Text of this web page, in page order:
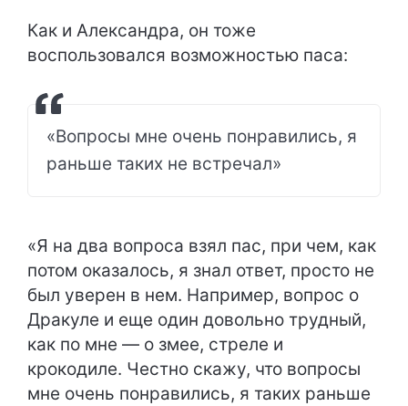
Как и Александра, он тоже
воспользовался возможностью паса:
«Вопросы мне очень понравились, я
раньше таких не встречал»
«Я на два вопроса взял пас, при чем, как
потом оказалось, я знал ответ, просто не
был уверен в нем. Например, вопрос о
Дракуле и еще один довольно трудный,
как по мне — о змее, стреле и
крокодиле. Честно скажу, что вопросы
мне очень понравились, я таких раньше